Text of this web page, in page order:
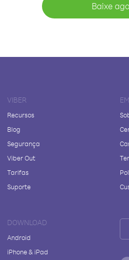
Baixe
VIBER
Recursos
Blog
Segurança
Viber Out
Tarifas
Suporte
DOWNLOAD
Android
iPhone & iPad